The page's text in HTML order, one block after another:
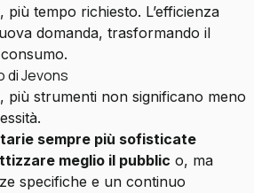
più tempo richiesto. L’efficienza
domanda, trasformando il
di Jevons
più strumenti non significano meno
sempre più sofisticate
meglio il pubblic o, ma
specifiche e un continuo